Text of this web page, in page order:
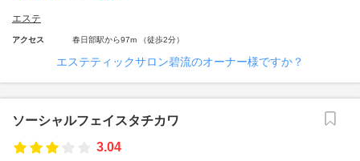
エステ
アクセス 春日部駅から97m （徒歩2分）
エステティックサロン碧流のオーナー様ですか？
ソーシャルフェイスタチカワ
3.04